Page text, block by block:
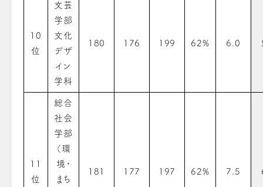
10
位
文芸
学部
文化
デザ
イン
学科
180 176 199 62% 6.0
11
位
総合
社会
学部
（環
境・
まち
181 177 197 62% 7.5